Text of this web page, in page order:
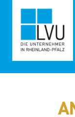
springen